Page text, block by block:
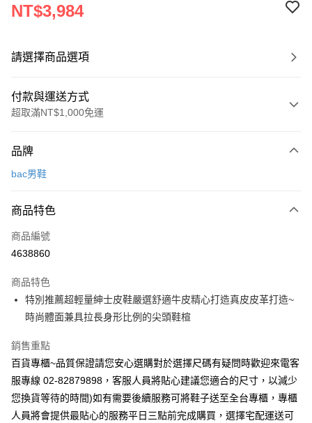
NT$3,984
請選擇商品選項
付款與運送方式
超取滿NT$1,000免運
信用卡一次付款
LINE Pay
Apple Pay
悠遊付
ATM付款
運送方式
全家付款取貨
7-11付款取貨
品牌
bac男鞋
商品特色
商品編號
4638860
商品特色
特別推薦超輕量紳士皮鞋嚴選舒適牛皮精心打造真皮皮革打造~
時尚體面兼具拉長身形比例的尖頭鞋楦
銷售重點
百貨專櫃~品質保證請您安心選購對於選擇尺碼有疑問時歡迎來電客
服專線 02-82879898，客服人員將貼心建議您適合的尺寸，以減少
您換貨等待的時間)如有需要後續服務可將鞋子送至全台專櫃，專櫃
人員將會提供最貼心的服務平日三點前完成購買，選擇宅配運送可